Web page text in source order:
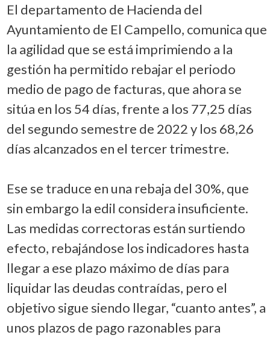
El departamento de Hacienda del
Ayuntamiento de El Campello, comunica que
la agilidad que se está imprimiendo a la
gestión ha permitido rebajar el periodo
medio de pago de facturas, que ahora se
sitúa en los 54 días, frente a los 77,25 días
del segundo semestre de 2022 y los 68,26
días alcanzados en el tercer trimestre.
Ese se traduce en una rebaja del 30%, que
sin embargo la edil considera insuficiente.
Las medidas correctoras están surtiendo
efecto, rebajándose los indicadores hasta
llegar a ese plazo máximo de días para
liquidar las deudas contraídas, pero el
objetivo sigue siendo llegar, “cuanto antes”, a
unos plazos de pago razonables para